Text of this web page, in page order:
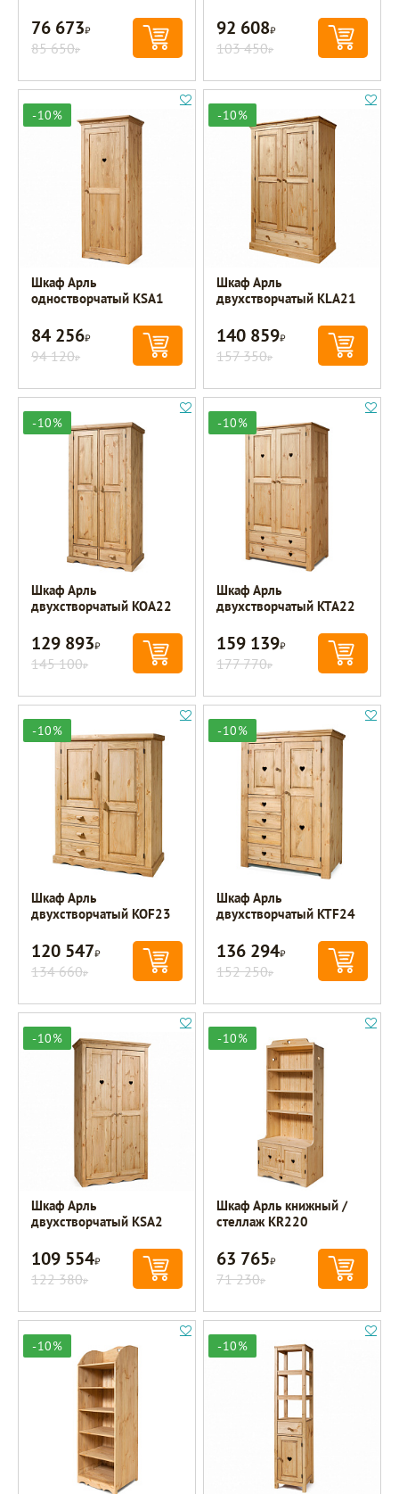
76 673Р
85 650Р
92 608Р
103 450Р
-10%
Шкаф Арль
одностворчатый KSA1
84 256Р
94 120Р
-10%
Шкаф Арль
двухстворчатый KLA21
140 859Р
157 350Р
-10%
Шкаф Арль
двухстворчатый KOA22
129 893Р
145 100Р
-10%
Шкаф Арль
двухстворчатый KTA22
159 139Р
177 770Р
-10%
Шкаф Арль
двухстворчатый KOF23
120 547Р
134 660Р
-10%
Шкаф Арль
двухстворчатый KTF24
136 294Р
152 250Р
-10%
Шкаф Арль
двухстворчатый KSA2
109 554Р
122 380Р
-10%
Шкаф Арль книжный /
стеллаж KR220
63 765Р
71 230Р
-10% -10%